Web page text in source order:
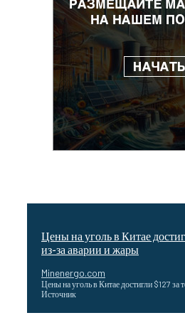
Цены на уголь в Китае
из-за аварии и жары
Minenergo.com
Цены на уголь в Китае достигли $127 за
Источник